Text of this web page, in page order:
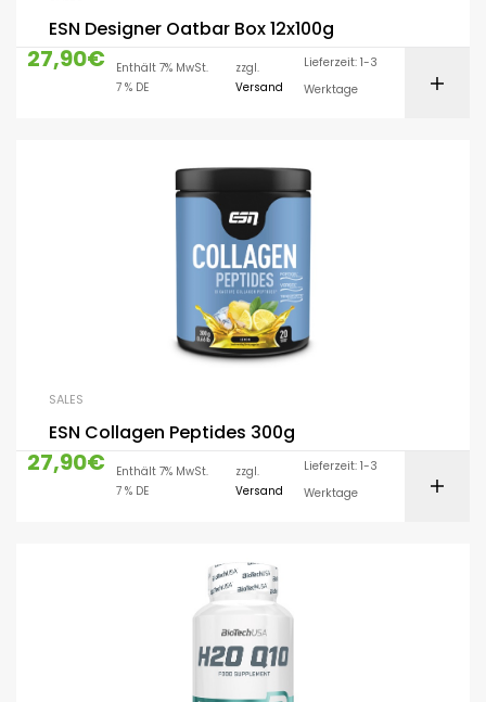
ESN Designer Oatbar Box 12x100g
27,90€
Enthält 7% MwSt.
7 % DE
zzgl.
Versand
Lieferzeit: 1-3
Werktage
SALES
ESN Collagen Peptides 300g
27,90€
Enthält 7% MwSt.
7 % DE
zzgl.
Versand
Lieferzeit: 1-3
Werktage